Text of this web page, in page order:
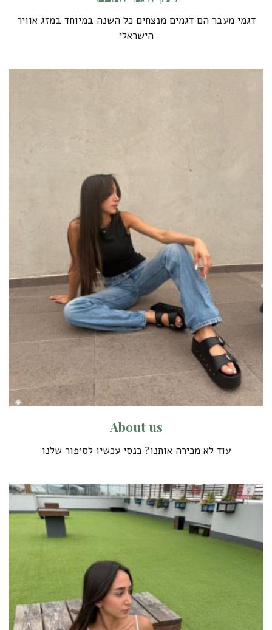
דגמי מעבר הם דגמים מנצחים כל השנה במיוחד במזג אוויר
הישראלי
About us
עוד לא מכירה אותנו? כנסי עכשיו לסיפור שלנו